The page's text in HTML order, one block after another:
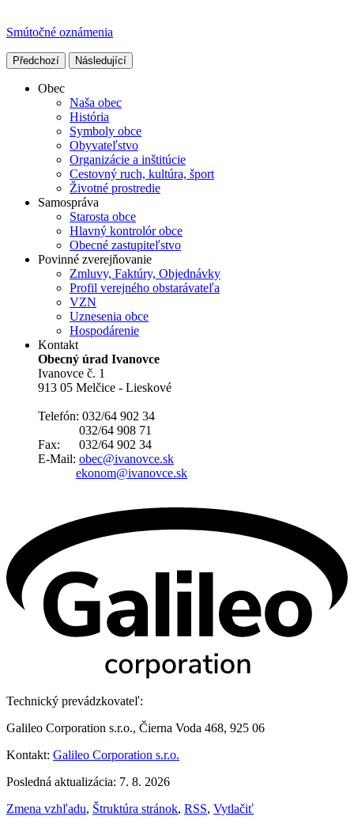
Smútočné oznámenia
Předchozí Následující
Obec
Naša obec
História
Symboly obce
Obyvateľstvo
Organizácie a inštitúcie
Cestovný ruch, kultúra, šport
Životné prostredie
Samospráva
Starosta obce
Hlavný kontrolór obce
Obecné zastupiteľstvo
Povinné zverejňovanie
Zmluvy, Faktúry, Objednávky
Profil verejného obstarávateľa
VZN
Uznesenia obce
Hospodárenie
Kontakt
Obecný úrad Ivanovce
Ivanovce č. 1
913 05 Melčice - Lieskové
Telefón: 032/64 902 34
032/64 908 71
Fax: 032/64 902 34
E-Mail: obec@ivanovce.sk
ekonom@ivanovce.sk
Technický prevádzkovateľ:
Galileo Corporation s.r.o., Čierna Voda 468, 925 06
Kontakt: Galileo Corporation s.r.o.
Posledná aktualizácia: 7. 8. 2026
Zmena vzhľadu, Štruktúra stránok, RSS, Vytlačiť